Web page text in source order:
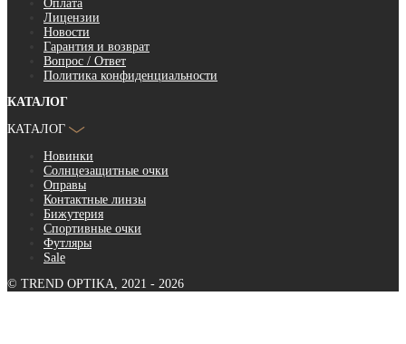
Оплата
Лицензии
Новости
Гарантия и возврат
Вопрос / Ответ
Политика конфиденциальности
КАТАЛОГ
КАТАЛОГ
Новинки
Солнцезащитные очки
Оправы
Контактные линзы
Бижутерия
Спортивные очки
Футляры
Sale
© TREND OPTIKA, 2021 - 2026